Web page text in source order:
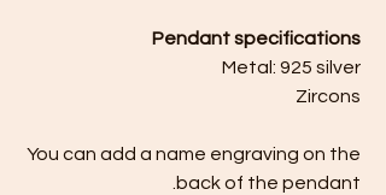
Pendant specifications
Metal: 925 silver
Zircons
You can add a name engraving on the
back of the pendant.